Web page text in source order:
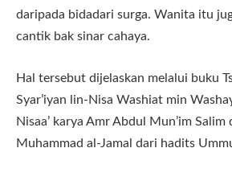
daripada bidadari surga. Wanita itu
cantik bak sinar cahaya.
Hal tersebut dijelaskan melalui buku
Syar’iyan lin-Nisa Washiat min
Nisaa’ karya Amr Abdul Mun’im
Muhammad al-Jamal dari hadits